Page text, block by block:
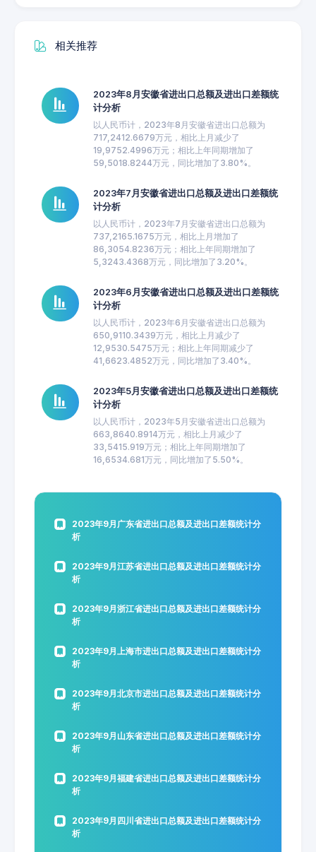
相关推荐
2023年8月安徽省进出口总额及进出口差额统
计分析
以人民币计，2023年8月安徽省进出口总额为
717,2412.6679万元，相比上月减少了
19,9752.4996万元；相比上年同期增加了
59,5018.8244万元，同比增加了3.80%。
2023年7月安徽省进出口总额及进出口差额统
计分析
以人民币计，2023年7月安徽省进出口总额为
737,2165.1675万元，相比上月增加了
86,3054.8236万元；相比上年同期增加了
5,3243.4368万元，同比增加了3.20%。
2023年6月安徽省进出口总额及进出口差额统
计分析
以人民币计，2023年6月安徽省进出口总额为
650,9110.3439万元，相比上月减少了
12,9530.5475万元；相比上年同期减少了
41,6623.4852万元，同比增加了3.40%。
2023年5月安徽省进出口总额及进出口差额统
计分析
以人民币计，2023年5月安徽省进出口总额为
663,8640.8914万元，相比上月减少了
33,5415.919万元；相比上年同期增加了
16,6534.681万元，同比增加了5.50%。
2023年9月广东省进出口总额及进出口差额统计分
析
2023年9月江苏省进出口总额及进出口差额统计分
析
2023年9月浙江省进出口总额及进出口差额统计分
析
2023年9月上海市进出口总额及进出口差额统计分
析
2023年9月北京市进出口总额及进出口差额统计分
析
2023年9月山东省进出口总额及进出口差额统计分
析
2023年9月福建省进出口总额及进出口差额统计分
析
2023年9月四川省进出口总额及进出口差额统计分
析